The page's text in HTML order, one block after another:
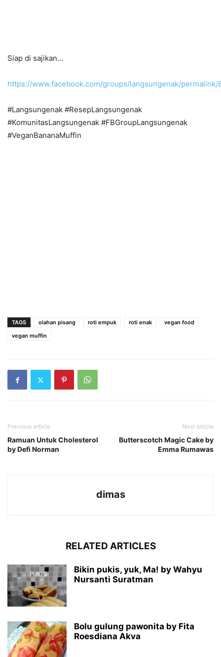
Siap di sajikan…
https://www.facebook.com/groups/langsungenak/
#Langsungenak #ResepLangsungenak
#KomunitasLangsungenak #FBGroupLangsungenak
#VeganBananaMuffin
TAGS olahan pisang roti empuk roti enak
vegan food
vegan muffin
Previous article
Ramuan Untuk Cholesterol
by Defi Norman
Next article
Butterscotch Magic Cake by
Emma Rumawas
dimas
RELATED ARTICLES
Bikin pukis, yuk, Ma! by Wahyu
Nursanti Suratman
Bolu gulung pawonita by Fita
Roesdiana Akva